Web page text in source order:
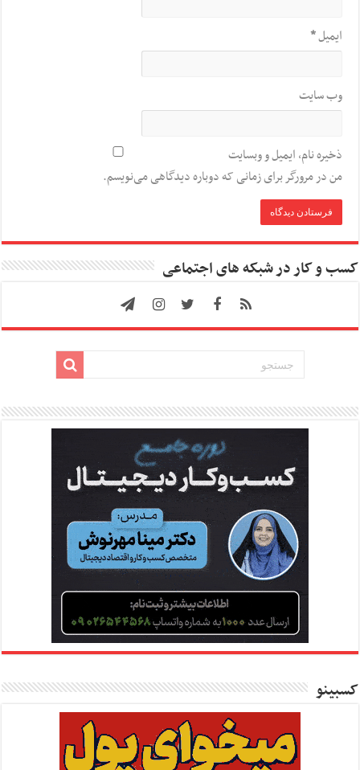
ایمیل*
وب‌ سایت
ذخیره نام، ایمیل و وبسایت
من در مرورگر برای زمانی که دوباره دیدگاهی می‌نویسم.
کسب و کار در شبکه های اجتماعی
کسبینو